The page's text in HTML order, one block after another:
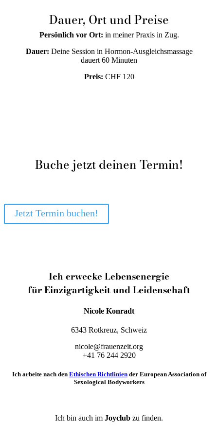
Dauer, Ort und Preise
Persönlich vor Ort: in meiner Praxis in Zug.
Dauer: Deine Session in Hormon-Ausgleichsmassage
dauert 60 Minuten
Preis: CHF 120
Buche jetzt deinen Termin!
Jetzt Termin buchen!
Ich erwecke Lebensenergie
für Einzigartigkeit und Leidenschaft
Nicole Konradt
6343 Rotkreuz, Schweiz
nicole@frauenzeit.org
+41 76 244 2920
Ich arbeite nach den Ethischen Richtliniender European Association of
Sexological Bodyworkers
Ich bin auch im Joyclub zu finden.